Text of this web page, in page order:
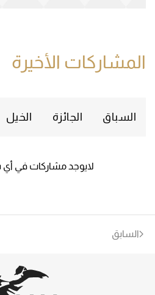
المشاركات الأخيرة
السباق الجائزة الخيل
لايوجد مشاركات في أي
السابق